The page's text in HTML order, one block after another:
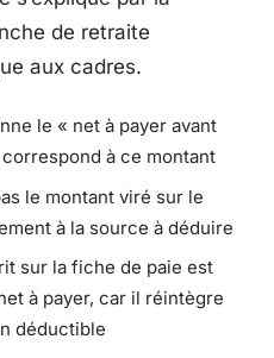
de retraite
aux cadres.
le « net à payer avant
à ce montant
le montant viré sur le
à la source à déduire
sur la fiche de paie est
à payer, car il réintègre
déductible